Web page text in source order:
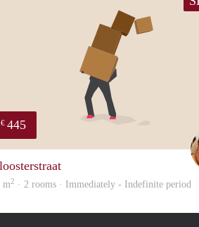
€ 445
m2 · 2 rooms · Immediately - Indefinite period